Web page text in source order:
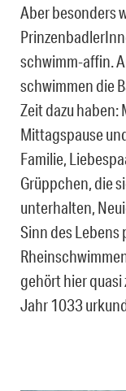
Aber besonders
schwimm-affin.
schwimmen die
Zeit dazu haben:
Mittagspause
Familie,
Grüppchen, die
unterhalten,
Sinn des Lebens
gehört hier quasi
Jahr 1033